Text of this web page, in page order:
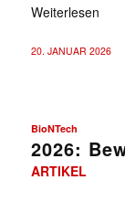
Weiterlesen
20. JANUAR 2026
BioNTech
2026:
ARTIKEL